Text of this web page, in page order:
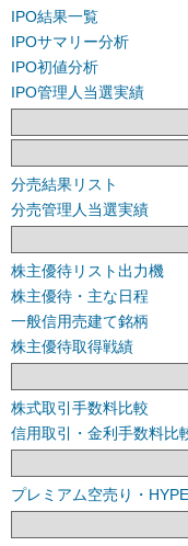
IPO結果一覧
IPOサマリー分析
IPO初値分析
IPO管理人当選実績
分売結果リスト
分売管理人当選実績
株主優待リスト出力機
株主優待・主な日程
一般信用売建て銘柄
株主優待取得戦績
株式取引手数料比較
信用取引・金利手数料比
プレミアム空売り・